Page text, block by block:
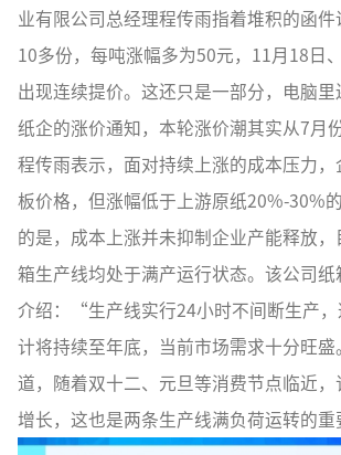
业有限公司总经理程传雨指着堆积的函
10多份，每吨涨幅多为50元，11月18日
出现连续提价。这还只是一部分，电脑
纸企的涨价通知，本轮涨价潮其实从7月
程传雨表示，面对持续上涨的成本压力
板价格，但涨幅低于上游原纸20%-30%
的是，成本上涨并未抑制企业产能释放
箱生产线均处于满产运行状态。该公司
介绍：“生产线实行24小时不间断生产
计将持续至年底，当前市场需求十分旺
道，随着双十二、元旦等消费节点临近
增长，这也是两条生产线满负荷运转的重